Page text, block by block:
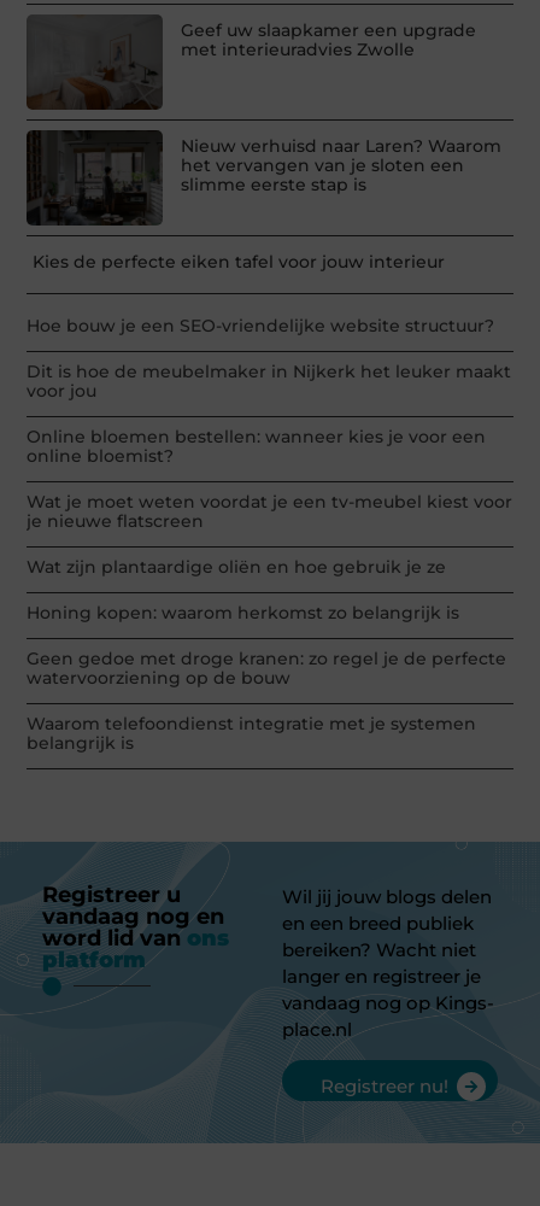
Geef uw slaapkamer een upgrade
met interieuradvies Zwolle
Nieuw verhuisd naar Laren? Waarom
het vervangen van je sloten een
slimme eerste stap is
Kies de perfecte eiken tafel voor jouw interieur
Hoe bouw je een SEO-vriendelijke website structuur?
Dit is hoe de meubelmaker in Nijkerk het leuker maakt
voor jou
Online bloemen bestellen: wanneer kies je voor een
online bloemist?
Wat je moet weten voordat je een tv-meubel kiest voor
je nieuwe flatscreen
Wat zijn plantaardige oliën en hoe gebruik je ze
Honing kopen: waarom herkomst zo belangrijk is
Geen gedoe met droge kranen: zo regel je de perfecte
watervoorziening op de bouw
Waarom telefoondienst integratie met je systemen
belangrijk is
Registreer u
vandaag nog en
word lid van ons
platform
Wil jij jouw blogs delen
en een breed publiek
bereiken? Wacht niet
langer en registreer je
vandaag nog op Kings-
place.nl
Registreer nu!